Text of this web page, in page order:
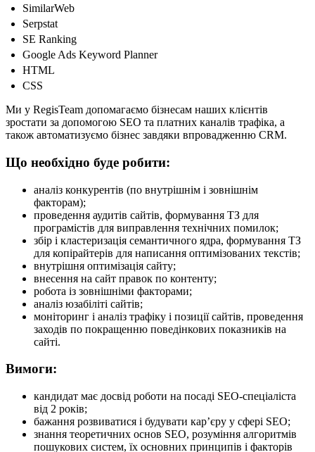
SimilarWeb
Serpstat
SE Ranking
Google Ads Keyword Planner
HTML
CSS
Ми у RegisTeam допомагаємо бізнесам наших клієнтів
зростати за допомогою SEO та платних каналів трафіка, а
також автоматизуємо бізнес завдяки впровадженню CRM.
Що необхідно буде робити:
аналіз конкурентів (по внутрішнім і зовнішнім
факторам);
проведення аудитів сайтів, формування ТЗ для
програмістів для виправлення технічних помилок;
збір і кластеризація семантичного ядра, формування ТЗ
для копірайтерів для написання оптимізованих текстів;
внутрішня оптимізація сайту;
внесення на сайт правок по контенту;
робота із зовнішніми факторами;
аналіз юзабіліті сайтів;
моніторинг і аналіз трафіку і позиції сайтів, проведення
заходів по покращенню поведінкових показників на
сайті.
Вимоги:
кандидат має досвід роботи на посаді SEO-спеціаліста
від 2 років;
бажання розвиватися і будувати кар’єру у сфері SEO;
знання теоретичних основ SEO, розуміння алгоритмів
пошукових систем, їх основних принципів і факторів